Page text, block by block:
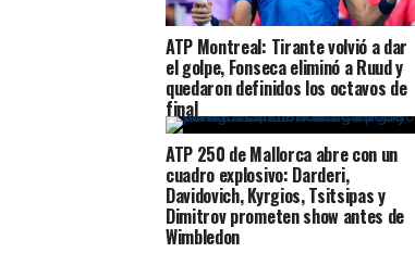
ATP Montreal: Tirante volvió a dar
el golpe, Fonseca eliminó a Ruud y
quedaron definidos los octavos de
final
ATP 250 de Mallorca abre con un
cuadro explosivo: Darderi,
Davidovich, Kyrgios, Tsitsipas y
Dimitrov prometen show antes de
Wimbledon